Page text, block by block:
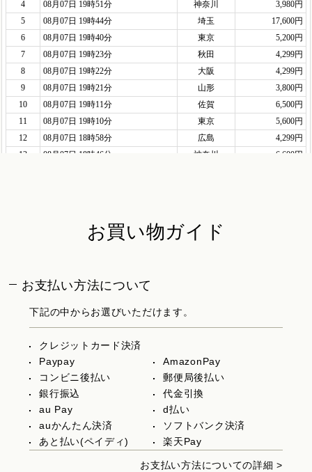
お買い物ガイド
お支払い方法について
下記の中からお選びいただけます。
クレジットカード決済
Paypay
AmazonPay
コンビニ後払い
郵便局後払い
銀行振込
代金引換
au Pay
d払い
auかんたん決済
ソフトバンク決済
あと払い(ペイディ)
楽天Pay
お支払い方法についての詳細 >